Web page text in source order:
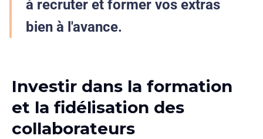
à recruter et former vos extras
bien à l'avance.
Investir dans la formation
et la fidélisation des
collaborateurs